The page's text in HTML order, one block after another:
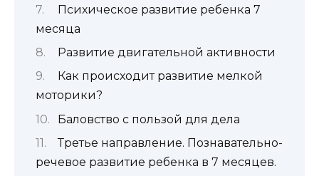
Психическое развитие ребенка 7
месяца
Развитие двигательной активности
Как происходит развитие мелкой
моторики?
Баловство с пользой для дела
Третье направление. Познавательно-
речевое развитие ребенка в 7 месяцев.